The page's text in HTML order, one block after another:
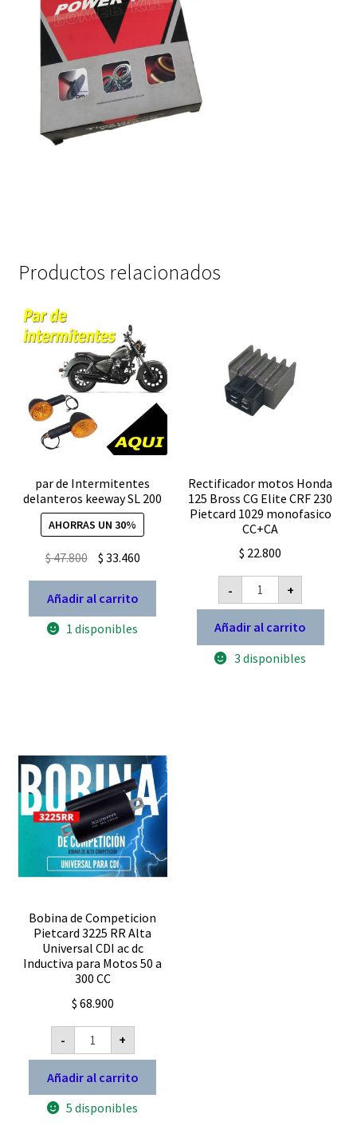
Productos relacionados
par de Intermitentes
delanteros keeway SL 200
AHORRAS UN 30%
$47.800 El
original
era:
$ 47.800.
$ 33.460El
es:
Añadir al carrito
1 disponibles
Rectificador motos Honda
125 Bross CG Elite CRF 230
Pietcard 1029 monofasico
CC+CA
$ 22.800
-
Rectificador
motos
Honda
125
Bross
CG
Elite
+
Añadir al carrito
3 disponibles
Bobina de Competicion
Pietcard 3225 RR Alta
Universal CDI ac dc
Inductiva para Motos 50 a
300 CC
$ 68.900
-
Bobina
Competicion
Pietcard
3225
RR
Alta
+
Añadir al carrito
5 disponibles